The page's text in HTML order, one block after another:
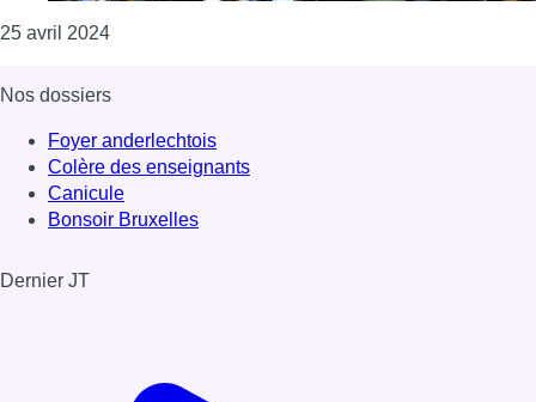
25 avril 2024Consulter l'article "Pas de procédure en conflit
Nos dossiers
Foyer anderlechtois
Colère des enseignants
Canicule
Bonsoir Bruxelles
Dernier JT